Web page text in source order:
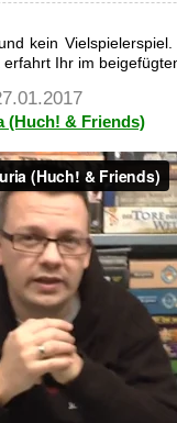
kein
Ihr im
(Huch! & Friends)